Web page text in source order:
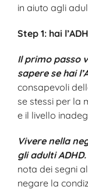
in aiuto agli
Step 1: hai
Il primo passo
sapere se hai
consapevoli
se stessi per la
e il livello
Vivere nella
gli adulti ADHD.
nota dei segni
negare la